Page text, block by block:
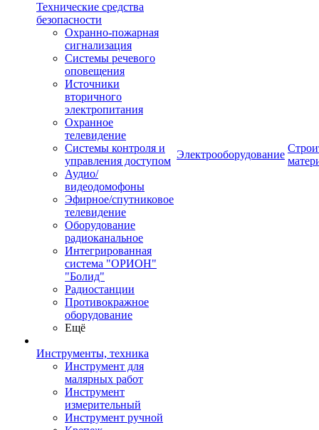
Технические средства
безопасности
Охранно-пожарная
сигнализация
Системы речевого
оповещения
Источники
вторичного
электропитания
Охранное
телевидение
Системы контроля и
управления доступом
Аудио/
видеодомофоны
Эфирное/спутниковое
телевидение
Оборудование
радиоканальное
Интегрированная
система "ОРИОН"
"Болид"
Радиостанции
Противокражное
оборудование
Ещё
Инструменты, техника
Инструмент для
малярных работ
Инструмент
измерительный
Инструмент ручной
Электрооборудование